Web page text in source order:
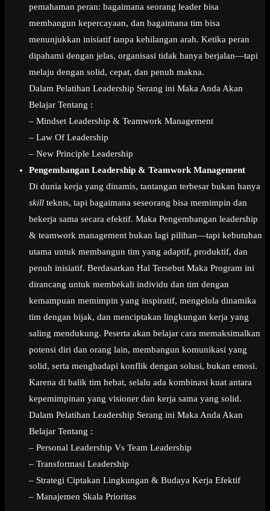
pemahaman peran: bagaimana seorang leader bisa
membangun kepercayaan, dan bagaimana tim bisa
menunjukkan inisiatif tanpa kehilangan arah. Ketika peran
dipahami dengan jelas, organisasi tidak hanya berjalan—tapi
melaju dengan solid, cepat, dan penuh makna.
Dalam Pelatihan Leadership Serang ini Maka Anda Akan
Belajar Tentang :
– Mindset Leadership & Teamwork Management
– Law Of Leadership
– New Principle Leadership
Pengembangan Leadership & Teamwork Management
Di dunia kerja yang dinamis, tantangan terbesar bukan hanya
skill teknis, tapi bagaimana seseorang bisa memimpin dan
bekerja sama secara efektif. Maka Pengembangan leadership
& teamwork management bukan lagi pilihan—tapi kebutuhan
utama untuk membangun tim yang adaptif, produktif, dan
penuh inisiatif. Berdasarkan Hal Tersebut Maka Program ini
dirancang untuk membekali individu dan tim dengan
kemampuan memimpin yang inspiratif, mengelola dinamika
tim dengan bijak, dan menciptakan lingkungan kerja yang
saling mendukung. Peserta akan belajar cara memaksimalkan
potensi diri dan orang lain, membangun komunikasi yang
solid, serta menghadapi konflik dengan solusi, bukan emosi.
Karena di balik tim hebat, selalu ada kombinasi kuat antara
kepemimpinan yang visioner dan kerja sama yang solid.
Dalam Pelatihan Leadership Serang ini Maka Anda Akan
Belajar Tentang :
– Personal Leadership Vs Team Leadership
– Transformasi Leadership
– Strategi Ciptakan Lingkungan & Budaya Kerja Efektif
– Manajemen Skala Prioritas